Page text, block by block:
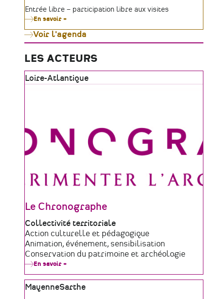
Organisateur
Tarifs
Entrée libre – participation libre aux visites
En savoir +
Moulin
de
célèbre
le
patrimoine
vivant
tout
Voir l'agenda
LES ACTEURS
Zone
Loire-Atlantique
Le Chronographe
Type
de
structure
Collectivité territoriale
Domaine
d'activité
Action culturelle et pédagogique
Animation, événement, sensibilisation
Conservation du patrimoine et archéologie
En savoir +
Chronographe
Zone
MayenneSarthe